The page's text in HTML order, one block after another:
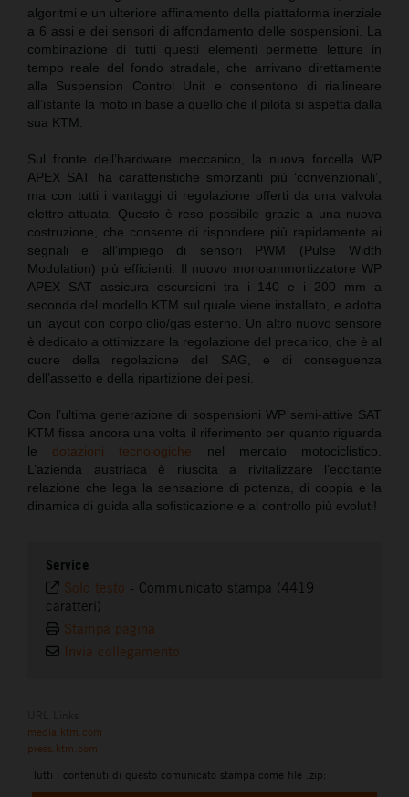
algoritmi e un ulteriore affinamento della piattaforma inerziale
a 6 assi e dei sensori di affondamento delle sospensioni. La
combinazione di tutti questi elementi permette letture in
tempo reale del fondo stradale, che arrivano direttamente
alla Suspension Control Unit e consentono di riallineare
all’istante la moto in base a quello che il pilota si aspetta dalla
sua KTM.
Sul fronte dell’hardware meccanico, la nuova forcella WP
APEX SAT ha caratteristiche smorzanti più ‘convenzionali’,
ma con tutti i vantaggi di regolazione offerti da una valvola
elettro-attuata. Questo è reso possibile grazie a una nuova
costruzione, che consente di rispondere più rapidamente ai
segnali e all’impiego di sensori PWM (Pulse Width
Modulation) più efficienti. Il nuovo monoammortizzatore WP
APEX SAT assicura escursioni tra i 140 e i 200 mm a
seconda del modello KTM sul quale viene installato, e adotta
un layout con corpo olio/gas esterno. Un altro nuovo sensore
è dedicato a ottimizzare la regolazione del precarico, che è al
cuore della regolazione del SAG, e di conseguenza
dell’assetto e della ripartizione dei pesi.
Con l’ultima generazione di sospensioni WP semi-attive SAT
KTM fissa ancora una volta il riferimento per quanto riguarda
le dotazioni tecnologiche nel mercato motociclistico.
L’azienda austriaca è riuscita a rivitalizzare l’eccitante
relazione che lega la sensazione di potenza, di coppia e la
dinamica di guida alla sofisticazione e al controllo più evoluti!
Service
Solo testo - Communicato stampa (4419
caratteri)
Stampa pagina
Invia collegamento
media.ktm.com
press.ktm.com
Tutti i contenuti di questo comunicato stampa come file .zip: